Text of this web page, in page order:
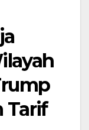
Tarif